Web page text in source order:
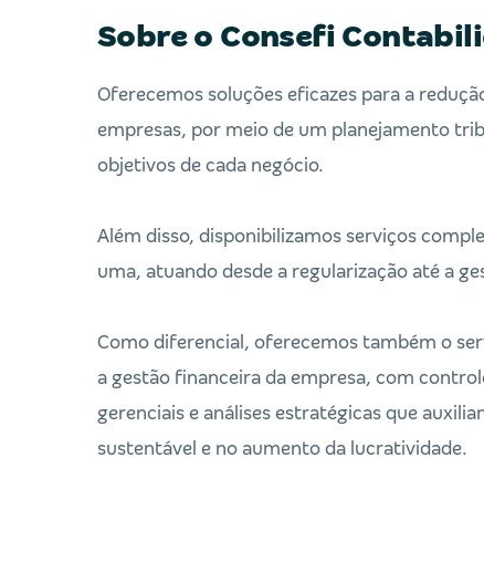
Sobre o Consefi
Oferecemos soluções eficazes para a
empresas, por meio de um planejamento
objetivos de cada negócio.
Além disso, disponibilizamos serviços
uma, atuando desde a regularização até a
Como diferencial, oferecemos também o
a gestão financeira da empresa, com
gerenciais e análises estratégicas que
sustentável e no aumento da lucratividade.